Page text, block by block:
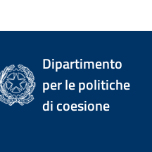
Dipartimento
per le politiche
di coesione